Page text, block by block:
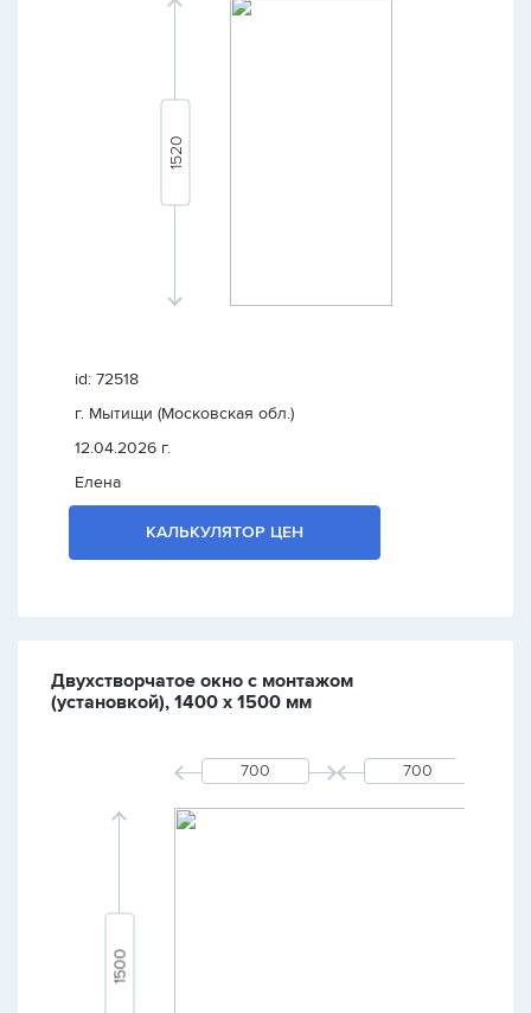
id: 72518
г. Мытищи (Московская обл.)
12.04.2026 г.
Елена
КАЛЬКУЛЯТОР ЦЕН
Двухстворчатое окно с монтажом
(установкой), 1400 х 1500 мм